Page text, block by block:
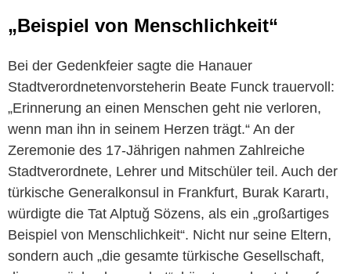
„Beispiel von Menschlichkeit“
Bei der Gedenkfeier sagte die Hanauer
Stadtverordnetenvorsteherin Beate Funck trauervoll:
„Erinnerung an einen Menschen geht nie verloren,
wenn man ihn in seinem Herzen trägt.“ An der
Zeremonie des 17-Jährigen nahmen Zahlreiche
Stadtverordnete, Lehrer und Mitschüler teil. Auch der
türkische Generalkonsul in Frankfurt, Burak Karartı,
würdigte die Tat Alptuğ Sözens, als ein „großartiges
Beispiel von Menschlichkeit“. Nicht nur seine Eltern,
sondern auch „die gesamte türkische Gesellschaft,